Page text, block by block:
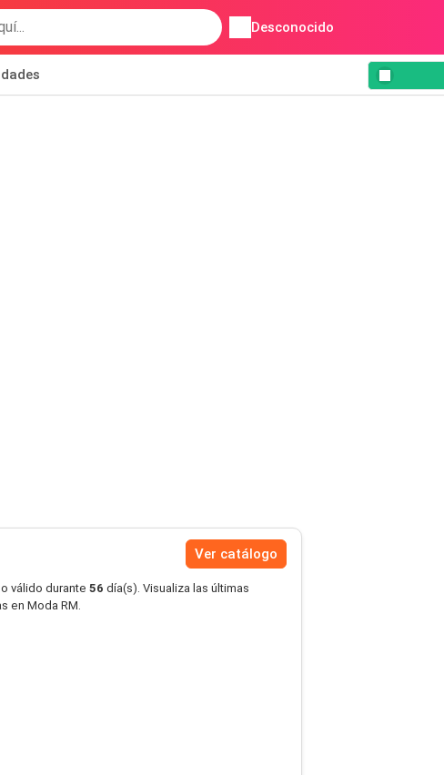
Desconocido
Ver catálogo
válido durante 56 día(s). Visualiza las últimas
en Moda RM.